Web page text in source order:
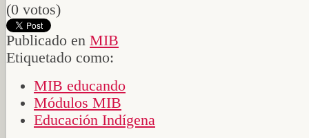
(0 votos)
Publicado en MIB
Etiquetado como:
MIB educando
Módulos MIB
Educación Indígena